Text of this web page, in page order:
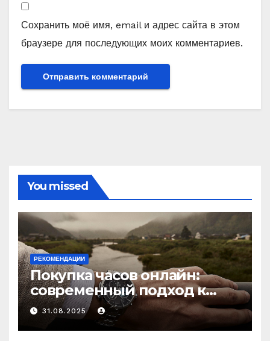
Сохранить моё имя, email и адрес сайта в этом
браузере для последующих моих комментариев.
You missed
РЕКОМЕНДАЦИИ
Покупка часов онлайн:
современный подход к
выбору аксессуаров
31.08.2025